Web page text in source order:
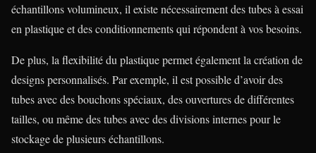
échantillons volumineux, il existe nécessairement des tubes à essai
en plastique et des conditionnements qui répondent à vos besoins.
De plus, la flexibilité du plastique permet également la création de
designs personnalisés. Par exemple, il est possible d’avoir des
tubes avec des bouchons spéciaux, des ouvertures de différentes
tailles, ou même des tubes avec des divisions internes pour le
stockage de plusieurs échantillons.